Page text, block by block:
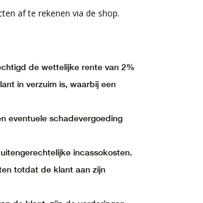
af te rekenen via de shop.
de wettelijke rente van 2%
in verzuim is, waarbij een
eventuele schadevergoeding
incassokosten.
totdat de klant aan zijn